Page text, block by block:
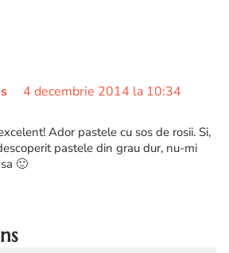
ardei, cum se face salata calda de
cu ardei, salata calda de
reteta
4 decembrie 2014 la 10:34
Ador pastele cu sos de rosii. Si,
pastele din grau dur, nu-mi
🙂